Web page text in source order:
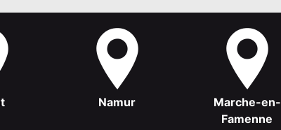
Namur
Marche-en-
Famenne